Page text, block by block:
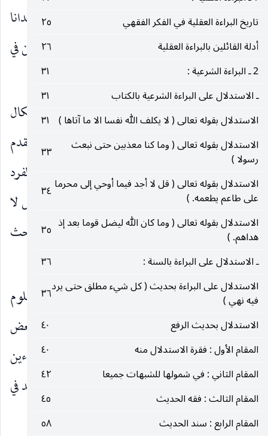
تاريخ البراءة العقلية في الفكر الفقهي
٢٥
أدلة القائلين بالبراءة العقلية
٢٦
2 ـ البراءة الشرعية :
٣١
ـ الاستدلال على البراءة الشرعية بالكتاب
٣١
الاستدلال بقوله تعالى ( لا يكلف الله نفسا الا ما آتاها ) ٣١
الاستدلال بقوله تعالى ( وما كنا معذبين حتى نبعث
رسولا )
٣٣
الاستدلال بقوله تعالى ( قل لا أجد فيما أوحي إلى محرما
على طاعم يطعمه. )
٣٤
الاستدلال بقوله تعالى ( وما كان الله ليضل قوما بعد إذ
هداهم. )
٣٥
ـ الاستدلال على البراءة بالسنة :
٣٦
الاستدلال على البراءة بحديث ( كل شيء مطلق حتى يرد
فيه نهي )
٣٦
الاستدلال بحديث الرفع
٤٠
المقام الأول : فقرة الاستدلال منه
٤٠
المقام الثاني : في شمولها للشبهات جميعا
٤٢
المقام الثالث : فقه الحديث
٤٥
المقام الرابع : سند الحديث
٥٨
والبحث أولا ـفي انحلاله الحقيقي بمعنى زواله وجدانا
، وثانيا في انحلاله الحكمي بمعنى جريان الأصل المؤمن في
أطرافه الأخرى ، فالبحث في مقامين :
المقام الأول ـفي كبرى الانحلال الحقيقي ، ولا إشكال
في ان العلم إجمالي متقوم بركنين أساسيين ـ على ما تقدم
شرحهما ـ وهما العلم بوجود الجامع وعدم سرايته إلى الفرد
أي بقائه عي الجامع بحده الجامعي ، وعلى هذا الأساس لا
بد وان يقال بان هناك صورتين خارجتين عن هذا البحث
بلا كلام :
إحداهما ـما إذا كان العلم بالفرد معينا لنفس المعلوم
الإجمالي أي علم بانطباق المعلوم بالإجمال على بعض
الأطراف ، كما إذا علم بوجود قطرة دم في أحد الإناءين
ثم علمنا بها في أحدهما المعين حينئذ لا إشكال عند أحد في
الانحلال وزوال العلم الإجمالي لتشخص متعلقه.